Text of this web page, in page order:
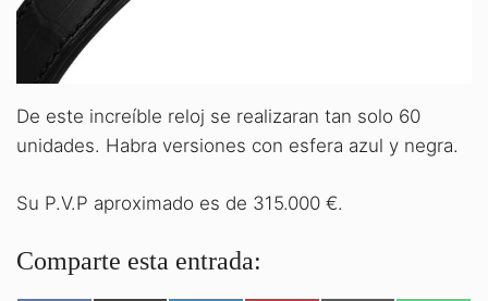
De este increíble reloj se realizaran tan solo 60
unidades. Habra versiones con esfera azul y negra.
Su P.V.P aproximado es de 315.000 €.
Comparte esta entrada: